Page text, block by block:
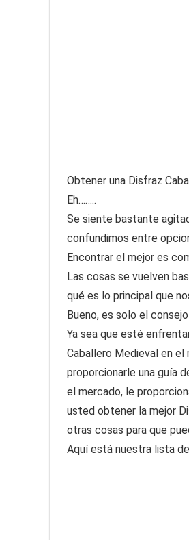
Obtener una Disfraz
Eh……..
Se siente bastante
confundimos entre
Encontrar el mejor es
Las cosas se vuelven
qué es lo principal que
Bueno, es solo el
Ya sea que esté
Caballero Medieval en
proporcionarle una guía
el mercado, le
usted obtener la mejor
otras cosas para que
Aquí está nuestra lista